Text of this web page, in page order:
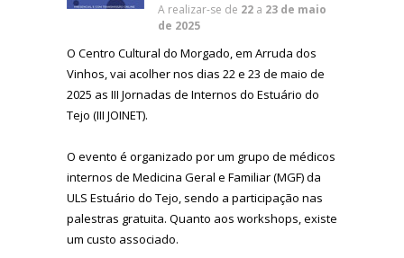
A realizar-se de 22 a 23 de maio
de 2025
O Centro Cultural do Morgado, em Arruda dos
Vinhos, vai acolher nos dias 22 e 23 de maio de
2025 as III Jornadas de Internos do Estuário do
Tejo (III JOINET).
O evento é organizado por um grupo de médicos
internos de Medicina Geral e Familiar (MGF) da
ULS Estuário do Tejo, sendo a participação nas
palestras gratuita. Quanto aos workshops, existe
um custo associado.